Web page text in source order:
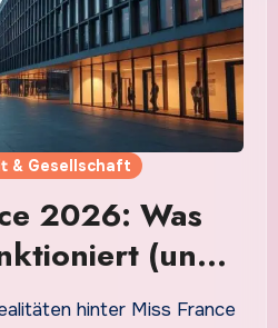
& Gesellschaft
2026: Was
(und
nicht)hinter Miss France